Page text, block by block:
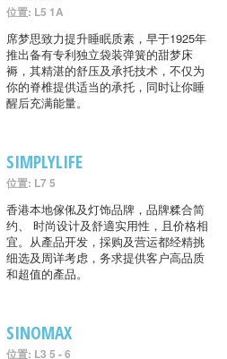
位置: L5 1A
席梦思致力提升睡眠质素，早于1925年
推出备有专利独立袋装弹簧的甜梦床
褥，其精湛的舒压及承托技术，不仅为
你的脊椎提供适当的承托，同时让你睡
醒后充满能量。
SIMPLYLIFE
位置: L7 5
香港本地傢俬及灯饰品牌，品牌糅合简
约、 时尚设计及舒適实用性，且价格相
宜。从產品开发，採购及营运都经精挑
细选及周详考虑，务求提供客户高品质
和超值的產品。
SINOMAX
位置: L3 5 - 6